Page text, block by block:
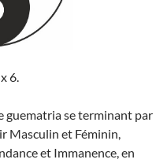
6.
guematria se terminant par
Masculin et Féminin,
et Immanence, en